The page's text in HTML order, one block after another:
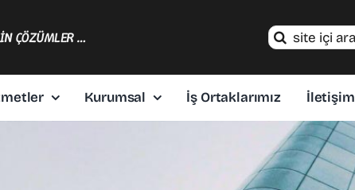
ÇÖZÜMLER …
Search
Kurumsal İş Ortaklarımız İletişim